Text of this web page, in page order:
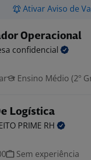
Ativar Aviso de
Operacional
confidencial
Ensino Médio (2º
Logística
PRIME RH
Sem experiência